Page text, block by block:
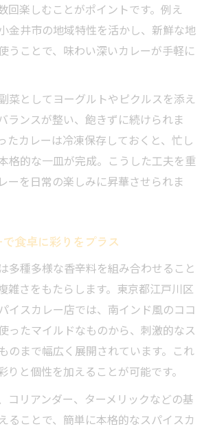
回楽しむことがポイントです。例え
金井市の地域特性を活かし、新鮮な地
うことで、味わい深いカレーが手軽に
菜としてヨーグルトやピクルスを添え
ランスが整い、飽きずに続けられま
たカレーは冷凍保存しておくと、忙し
格的な一皿が完成。こうした工夫を重
ーを日常の楽しみに昇華させられま
食卓に彩りをプラス
多種多様な香辛料を組み合わせること
雑さをもたらします。東京都江戸川区
イスカレー店では、南インド風のココ
ったマイルドなものから、刺激的なス
のまで幅広く展開されています。これ
りと個性を加えることが可能です。
コリアンダー、ターメリックなどの基
ることで、簡単に本格的なスパイスカ